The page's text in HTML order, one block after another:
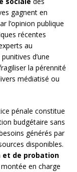
gagnent en
l’opinion publique
récentes
au
d’une
la pérennité
médiatisé ou
pénale constitue
budgétaire sans
générés par
disponibles.
et de probation
en charge